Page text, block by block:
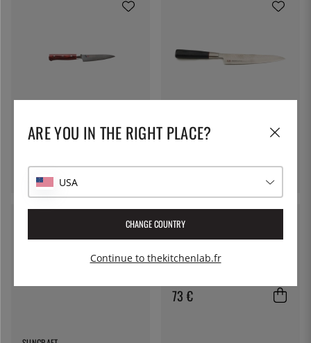
MCUSTA/ZANMAI
Petty, 11cm, Damascus Flame
196 €
SUNCRAFT
All-Knife 15cm, Senzo -
155 €
Couteau universel 10 cm - KAI
73 €
ARE YOU IN THE RIGHT PLACE?
USA
CHANGE COUNTRY
Continue to thekitchenlab.fr